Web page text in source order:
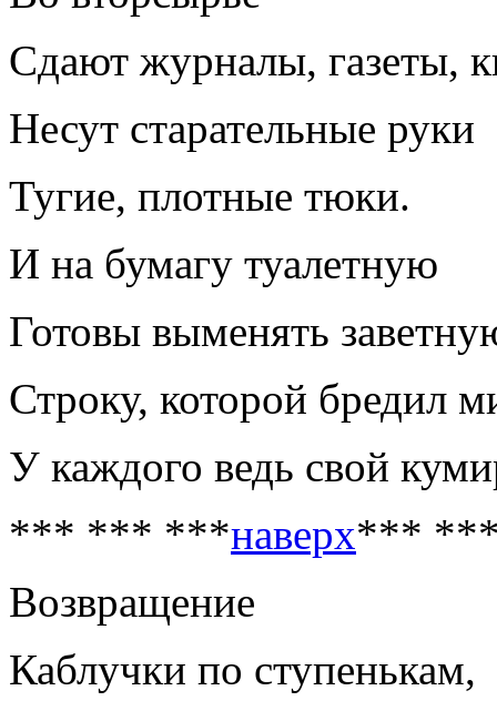
Сдают журналы, газеты,
Несут старательные руки
Тугие, плотные тюки.
И на бумагу туалетную
Готовы выменять
Строку, которой бредил
У каждого ведь свой
*** *** ***наверх***
Возвращение
Каблучки по ступенькам,